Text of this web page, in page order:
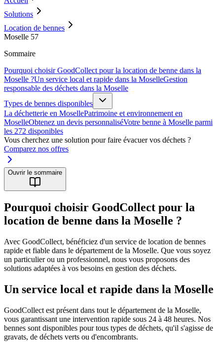
Solutions
Location de bennes
Moselle 57
Sommaire
Pourquoi choisir GoodCollect pour la location de benne dans la
Moselle ?Un service local et rapide dans la MoselleGestion
responsable des déchets dans la Moselle
Types de bennes disponibles
La déchetterie en MosellePatrimoine et environnement en
MoselleObtenez un devis personnaliséVotre benne à Moselle parmi
les 272 disponibles
Vous cherchez une solution pour faire évacuer vos déchets ?
Comparez nos offres
Ouvrir le sommaire
Pourquoi choisir GoodCollect pour la
location de benne dans la Moselle ?
Avec GoodCollect, bénéficiez d'un service de location de bennes
rapide et fiable dans le département de la Moselle. Que vous soyez
un particulier ou un professionnel, nous vous proposons des
solutions adaptées à vos besoins en gestion des déchets.
Un service local et rapide dans la Moselle
GoodCollect est présent dans tout le département de la Moselle,
vous garantissant une intervention rapide sous 24 à 48 heures. Nos
bennes sont disponibles pour tous types de déchets, qu'il s'agisse de
gravats, de déchets verts ou d'encombrants.